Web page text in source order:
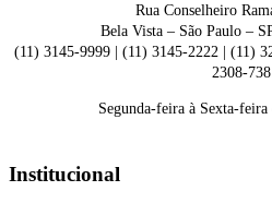
Rua Conselheiro
Bela Vista – São Paulo –
(11) 3145-9999 | (11) 3145-2222 | (11)
2308-
Segunda-feira à Sexta-feira
Institucional